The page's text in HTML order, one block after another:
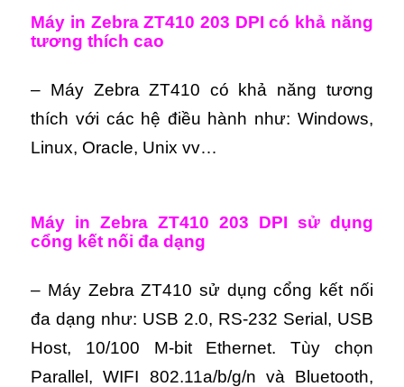
Máy in Zebra ZT410 203 DPI có khả năng
tương thích cao
– Máy Zebra ZT410 có khả năng tương
thích với các hệ điều hành như: Windows,
Linux, Oracle, Unix vv…
Máy in Zebra ZT410 203 DPI sử dụng
cổng kết nối đa dạng
– Máy Zebra ZT410 sử dụng cổng kết nối
đa dạng như: USB 2.0, RS-232 Serial, USB
Host, 10/100 M-bit Ethernet. Tùy chọn
Parallel, WIFI 802.11a/b/g/n và Bluetooth,